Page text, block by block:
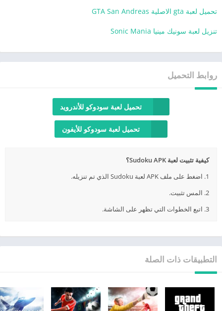
تحميل لعبة gta الاصلية GTA San Andreas
تنزيل لعبة سونيك مينيا Sonic Mania
روابط التحميل
تحميل لعبة سودوكو للأندرويد
تحميل لعبة سودوكو للأيفون
كيفية تثبيت لعبة Sudoku APK؟
1. اضغط على ملف APK لعبة Sudoku الذي تم تنزيله.
2. المس تثبيت.
3. اتبع الخطوات التي تظهر على الشاشة.
التطبيقات ذات الصلة